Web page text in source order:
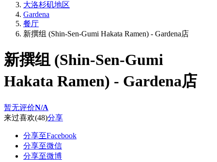
大洛杉矶地区
Gardena
餐厅
新撰组 (Shin-Sen-Gumi Hakata Ramen) - Gardena店
新撰组 (Shin-Sen-Gumi
Hakata Ramen) - Gardena店
暂无评价N/A
来过喜欢(48)分享
分享至Facebook
分享至微信
分享至微博